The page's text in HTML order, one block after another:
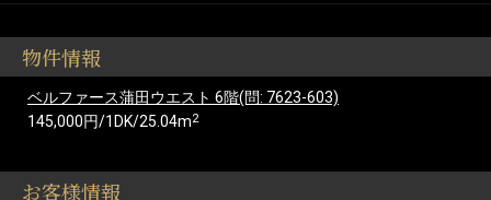
物件情報
ベルファース蒲田ウエスト 6階(問: 7623-603)
145,000円/1DK/25.04m2
お客様情報